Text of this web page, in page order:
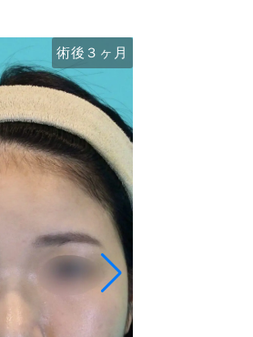
て診察させて
治療法をご提
術後１ヶ月 術前
術後３ヶ月